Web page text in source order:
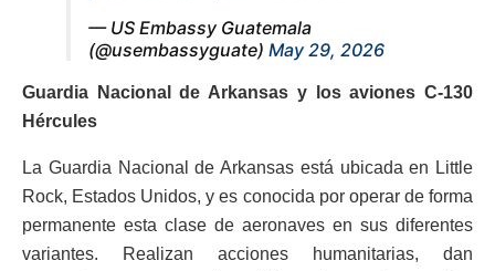
— US Embassy Guatemala
(@usembassyguate) May 29, 2026
Guardia Nacional de Arkansas y los aviones C-130
Hércules
La Guardia Nacional de Arkansas está ubicada en Little
Rock, Estados Unidos, y es conocida por operar de forma
permanente esta clase de aeronaves en sus diferentes
variantes. Realizan acciones humanitarias, dan